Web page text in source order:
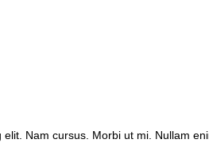
Nam cursus. Morbi ut mi. Nullam